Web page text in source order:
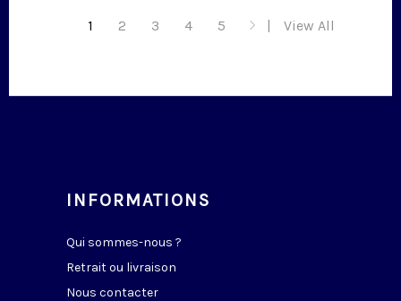
1 2 3 4 5 View All
INFORMATIONS
Qui sommes-nous ?
Retrait ou livraison
Nous contacter